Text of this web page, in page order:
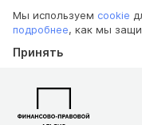
Мы используем cookie
подробнее, как мы
Принять